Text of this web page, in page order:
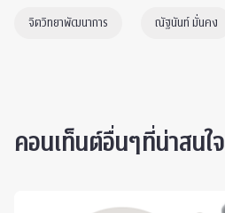
จิตวิทยาพัฒนาการ ณัฐนันท์ มั่นคง
คอนเท็นต์อื่นๆที่น่าสนใจ